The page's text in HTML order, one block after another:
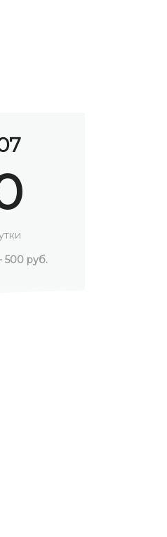
500 руб.